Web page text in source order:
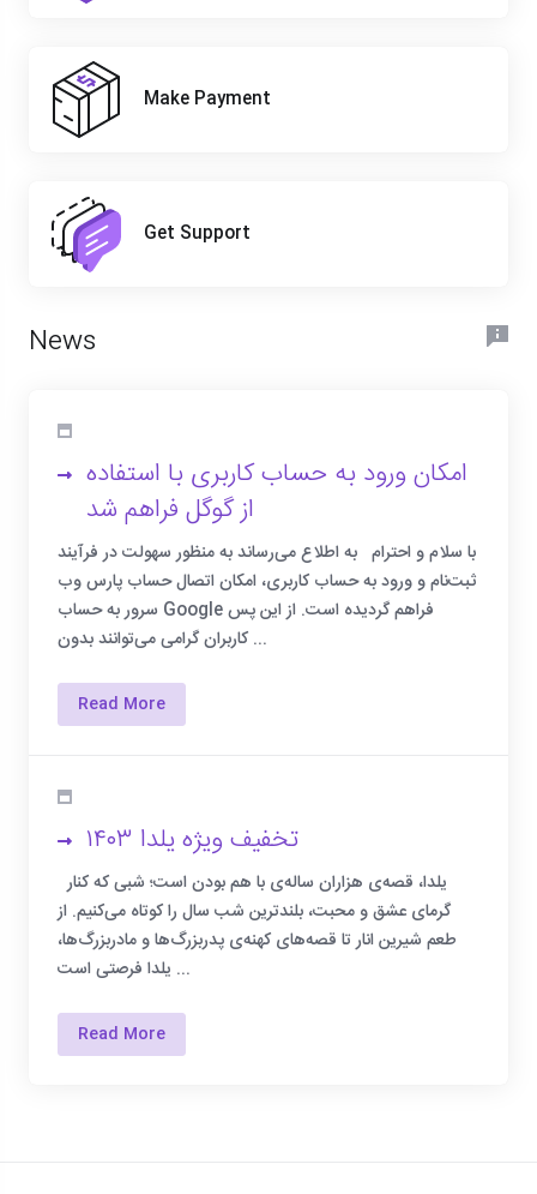
Make Payment
Get Support
News
امکان ورود به حساب کاربری با استفاده
از گوگل فراهم شد
با سلام و احترام به اطلاع می‌رساند به منظور سهولت در فرآیند
ثبت‌نام و ورود به حساب کاربری، امکان اتصال حساب پارس وب
سرور به حساب Google فراهم گردیده است. از این پس
کاربران گرامی می‌توانند بدون ...
Read More
تخفیف ویژه یلدا ۱۴۰۳
یلدا، قصه‌ی هزاران ساله‌ی با هم بودن است؛ شبی که کنار
گرمای عشق و محبت، بلندترین شب سال را کوتاه می‌کنیم. از
طعم شیرین انار تا قصه‌های کهنه‌ی پدربزرگ‌ها و مادربزرگ‌ها،
یلدا فرصتی است ...
Read More